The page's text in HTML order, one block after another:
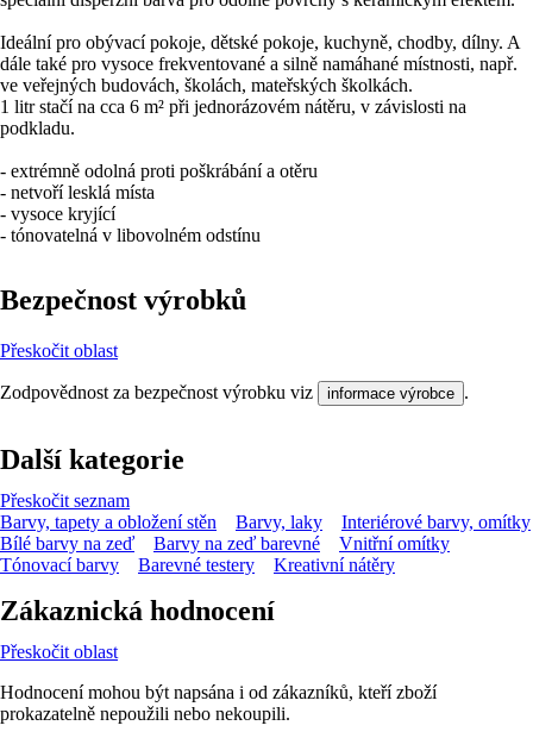
Ideální pro obývací pokoje, dětské pokoje, kuchyně, chodby, dílny. A
dále také pro vysoce frekventované a silně namáhané místnosti, např.
ve veřejných budovách, školách, mateřských školkách.
1 litr stačí na cca 6 m² při jednorázovém nátěru, v závislosti na
podkladu.
- extrémně odolná proti poškrábání a otěru
- netvoří lesklá místa
- vysoce kryjící
- tónovatelná v libovolném odstínu
Bezpečnost výrobků
Přeskočit oblast
Zodpovědnost za bezpečnost výrobku viz informace výrobce .
Další kategorie
Přeskočit seznam
Barvy, tapety a obložení stěn
Barvy, laky
Interiérové barvy, omítky
Bílé barvy na zeď
Barvy na zeď barevné
Vnitřní omítky
Tónovací barvy
Barevné testery Kreativní nátěry
Zákaznická hodnocení
Přeskočit oblast
Hodnocení mohou být napsána i od zákazníků, kteří zboží
prokazatelně nepoužili nebo nekoupili.